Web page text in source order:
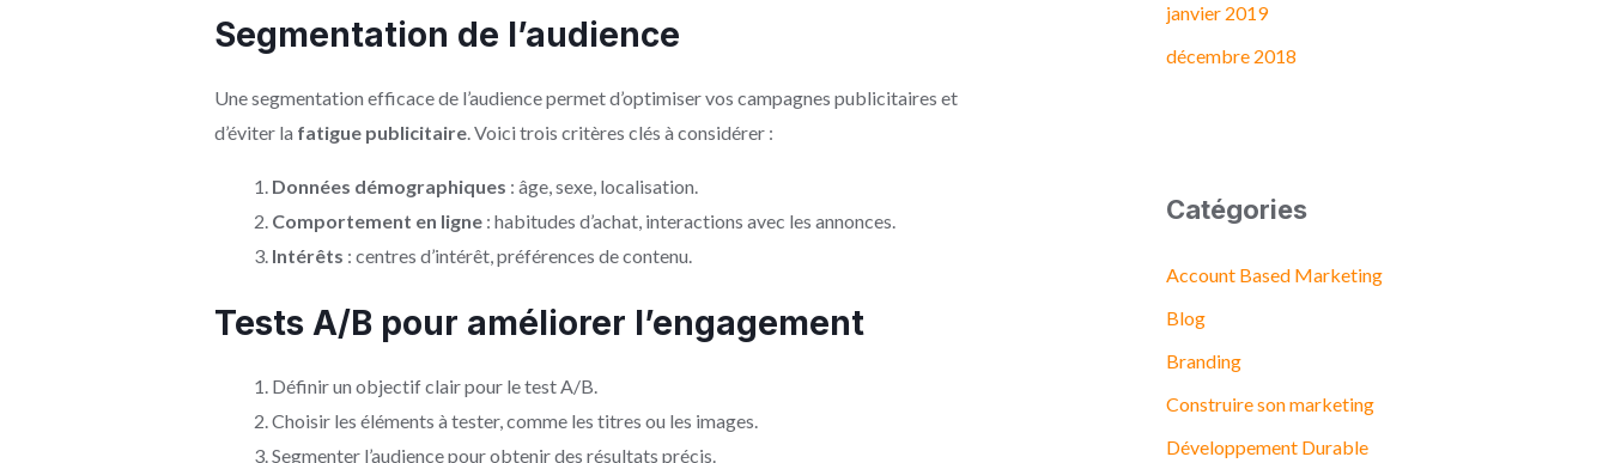
Segmentation de l’audience
Une segmentation efficace de l’audience permet d’optimiser vos campagnes publicitaires et
d’éviter la fatigue publicitaire. Voici trois critères clés à considérer :
Données démographiques : âge, sexe, localisation.
Comportement en ligne: habitudes d’achat, interactions avec les annonces.
Intérêts : centres d’intérêt, préférences de contenu.
Tests A/B pour améliorer l’engagement
Définir un objectif clair pour le test A/B.
Choisir les éléments à tester, comme les titres ou les images.
Segmenter l’audience pour obtenir des résultats précis.
janvier 2019
décembre 2018
Catégories
Account Based Marketing
Blog
Branding
Construire son marketing
Développement Durable